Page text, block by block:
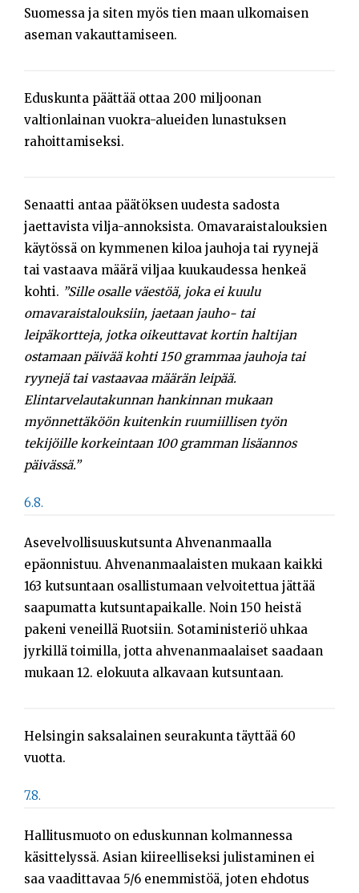
Suomessa ja siten myös tien maan ulkomaisen
aseman vakauttamiseen.
Eduskunta päättää ottaa 200 miljoonan
valtionlainan vuokra-alueiden lunastuksen
rahoittamiseksi.
Senaatti antaa päätöksen uudesta sadosta
jaettavista vilja-annoksista. Omavaraistalouksien
käytössä on kymmenen kiloa jauhoja tai ryynejä
tai vastaava määrä viljaa kuukaudessa henkeä
kohti. ”Sille osalle väestöä, joka ei kuulu
omavaraistalouksiin, jaetaan jauho- tai
leipäkortteja, jotka oikeuttavat kortin haltijan
ostamaan päivää kohti 150 grammaa jauhoja tai
ryynejä tai vastaavaa määrän leipää.
Elintarvelautakunnan hankinnan mukaan
myönnettäköön kuitenkin ruumiillisen työn
tekijöille korkeintaan 100 gramman lisäannos
päivässä.”
6.8.
Asevelvollisuuskutsunta Ahvenanmaalla
epäonnistuu. Ahvenanmaalaisten mukaan kaikki
163 kutsuntaan osallistumaan velvoitettua jättää
saapumatta kutsuntapaikalle. Noin 150 heistä
pakeni veneillä Ruotsiin. Sotaministeriö uhkaa
jyrkillä toimilla, jotta ahvenanmaalaiset saadaan
mukaan 12. elokuuta alkavaan kutsuntaan.
Helsingin saksalainen seurakunta täyttää 60
vuotta.
7.8.
Hallitusmuoto on eduskunnan kolmannessa
käsittelyssä. Asian kiireelliseksi julistaminen ei
saa vaadittavaa 5/6 enemmistöä, joten ehdotus